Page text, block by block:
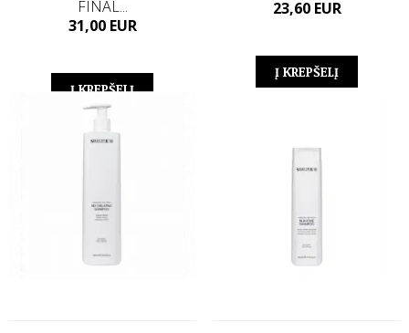
FINAL...
Kaina
31,00 EUR
Į KREPŠELĮ
Kaina
23,60 EUR
Į KREPŠELĮ